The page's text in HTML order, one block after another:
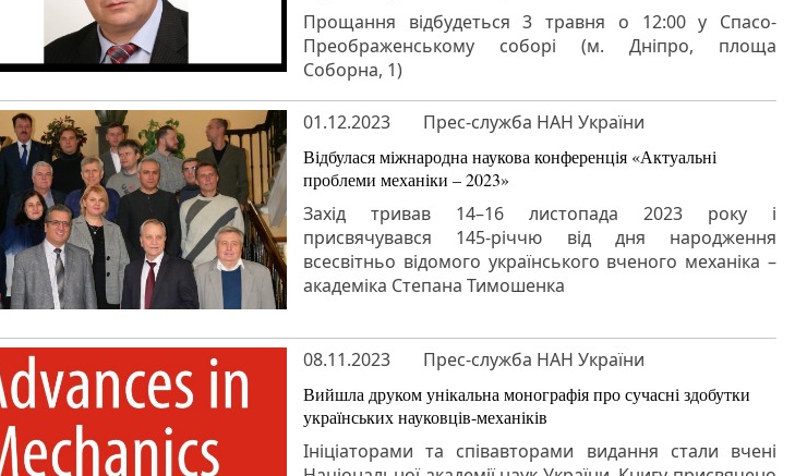
Прощання відбудеться 3 травня о 12:00 у Спасо-
Преображенському соборі (м. Дніпро, площа
Соборна, 1)
01.12.2023 Прес-служба НАН України
Відбулася міжнародна наукова конференція «Актуальні
проблеми механіки – 2023»
Захід тривав 14–16 листопада 2023 року і
присвячувався 145-річчю від дня народження
всесвітньо відомого українського вченого механіка –
академіка Степана Тимошенка
08.11.2023 Прес-служба НАН України
Вийшла друком унікальна монографія про сучасні здобутки
українських науковців-механіків
Ініціаторами та співавторами видання стали вчені